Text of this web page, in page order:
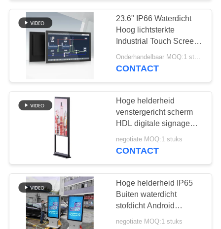
het transparante lcd
LCD Video Wall
23.6" IP66 Waterdicht
Hoog lichtsterkte
Industrial Touch Screen
Panel PC All-in-One
Tablet Industrial
CONTACT
Hoge helderheid
venstergericht scherm
HDL digitale signage
scherm
negotiate MOQ:1 stuks
CONTACT
Hoge helderheid IP65
Buiten waterdicht
stofdicht Android
ventilatorloze LCD
negotiate MOQ:1 stuks